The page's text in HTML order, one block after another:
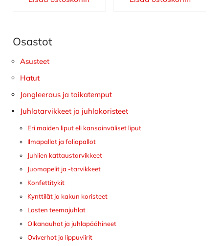
Ensisijainen
sivupalkki
Osastot
Asusteet
Hatut
Jongleeraus ja taikatemput
Juhlatarvikkeet ja juhlakoristeet
Eri maiden liput eli kansainväliset liput
Ilmapallot ja foliopallot
Juhlien kattaustarvikkeet
Juomapelit ja -tarvikkeet
Konfettitykit
Kynttilät ja kakun koristeet
Lasten teemajuhlat
Olkanauhat ja juhlapäähineet
Oviverhot ja lippuviirit